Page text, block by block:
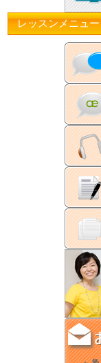
レッスンメニュー